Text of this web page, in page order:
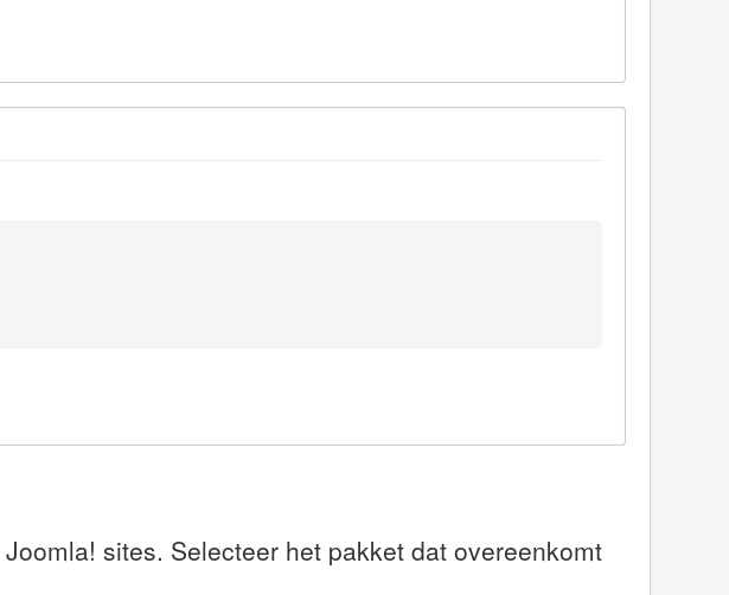
sites. Selecteer het pakket dat overeenkomt